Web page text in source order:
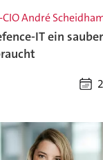
André
IT ein